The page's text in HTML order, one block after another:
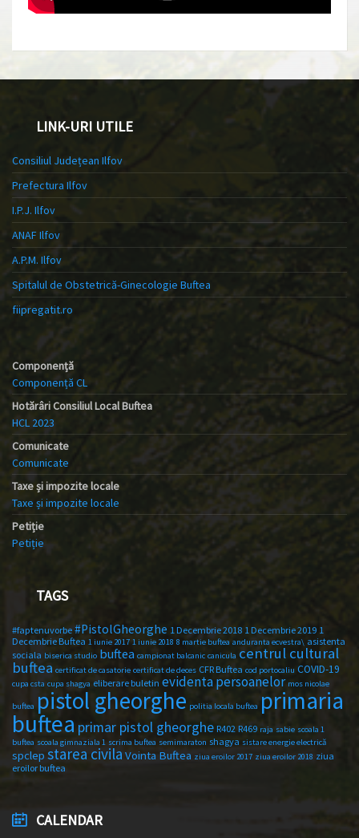
LINK-URI UTILE
Consiliul Județean Ilfov
Prefectura Ilfov
I.P.J. Ilfov
ANAF Ilfov
A.P.M. Ilfov
Spitalul de Obstetrică-Ginecologie Buftea
fiipregatit.ro
Componență
Componență CL
Hotărâri Consiliul Local Buftea
HCL 2023
Comunicate
Comunicate
Taxe și impozite locale
Taxe și impozite locale
Petiție
Petiție
TAGS
#faptenuvorbe #PistolGheorghe 1 Decembrie 2018 1 Decembrie 2019 1
Decembrie Buftea 1 iunie 2017 1 iunie 2018 8 martie buftea anduranta ecvestra\ asistenta
sociala biserica studio buftea campionat balcanic canicula centrul cultural
buftea certificat de casatorie certificat de deces CFR Buftea cod portocaliu COVID-19
cupa csta cupa shagya eliberare buletin evidenta persoanelor mos nicolae
buftea pistol gheorghe politia locala buftea primaria
buftea primar pistol gheorghe R402 R469 raja sabie scoala 1
buftea scoala gimnaziala 1 scrima buftea semimaraton shagya sistare energie electrică
spclep starea civila Vointa Buftea ziua eroilor 2017 ziua eroilor 2018 ziua
eroilor buftea
CALENDAR